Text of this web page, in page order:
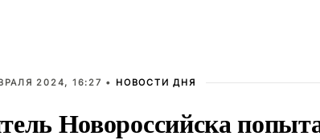
2024, 16:27 • НОВОСТИ ДНЯ
Новороссийска